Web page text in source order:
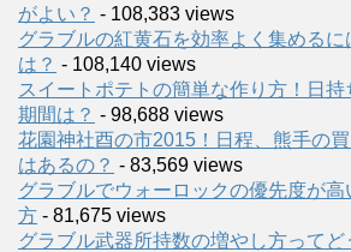
がよい？ - 108,383 views
グラブルの紅黄石を効率よく集める
は？ - 108,140 views
スイートポテトの簡単な作り方！日
期間は？ - 98,688 views
花園神社酉の市2015！日程、熊手の
はあるの？ - 83,569 views
グラブルでウォーロックの優先度が
方 - 81,675 views
グラブル武器所持数の増やし方ってど